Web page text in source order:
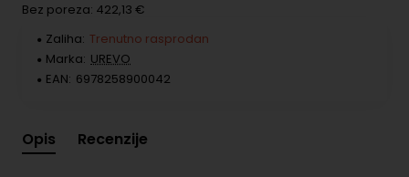
Bez poreza: 422,13 €
Zaliha: Trenutno rasprodan
Marka: UREVO
EAN: 6978258900042
Opis Recenzije